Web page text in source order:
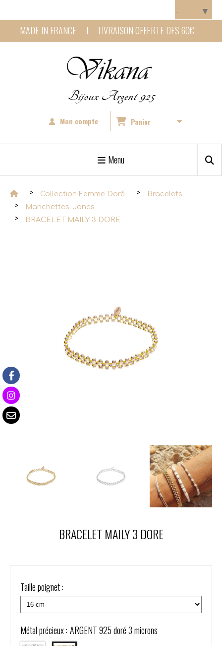
MADE IN FRANCE I LIVRAISON OFFERTE DES 60€
Bijoux Argent 925
Mon compte Panier
Menu
Collection Femme Doré
Bracelets
Manchettes-Joncs
BRACELET MAILY 3 DORE
BRACELET MAILY 3 DORE
Taille poignet :
Métal précieux : ARGENT 925 doré 3 microns
▼